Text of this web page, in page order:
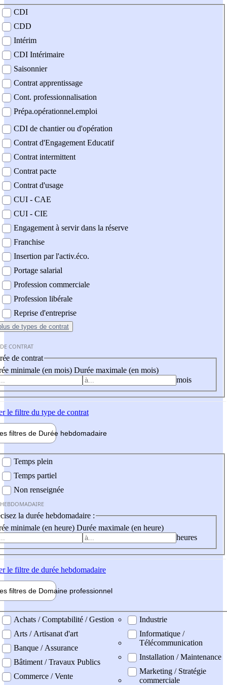
contrat
CDI
CDD
Intérim
CDI Intérimaire
Saisonnier
Contrat apprentissage
Cont. professionnalisation
Prépa.opérationnel.emploi
CDI de chantier ou d'opération
Contrat d'Engagement Educatif
Contrat intermittent
Contrat pacte
Contrat d'usage
CUI - CAE
CUI - CIE
Engagement à servir dans la réserve
Franchise
Insertion par l'activ.éco.
Portage salarial
Profession commerciale
Profession libérale
Reprise d'entreprise
de types de contrat
CONTRAT
de contrat
minimale (en mois) Durée maximale (en mois)
mois
le filtre du type de contrat
filtres de Durée hebdomadaire
Temps plein
Temps partiel
Non renseignée
la durée hebdomadaire :
minimale (en heure) Durée maximale (en heure)
heures
le filtre de durée hebdomadaire
filtres de Domaine professionnel
professionel
Achats / Comptabilité / Gestion
Arts / Artisanat d'art
Banque / Assurance
Bâtiment / Travaux Publics
Commerce / Vente
Industrie
Informatique /
Télécommunication
Installation / Maintenance
Marketing / Stratégie
commerciale